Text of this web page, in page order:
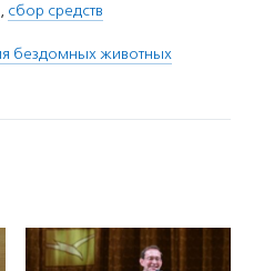
, сбор средств
бездомных животных